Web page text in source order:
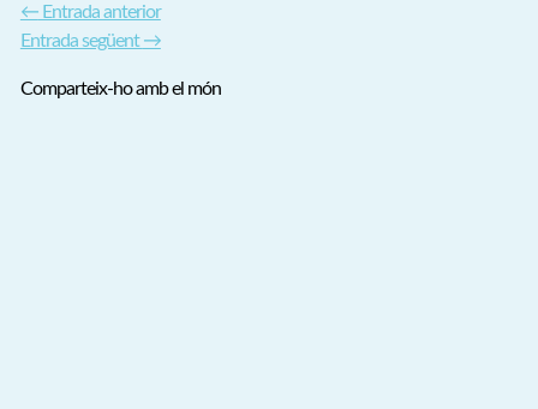
←Entrada anterior
Entrada següent→
Comparteix-ho amb el món